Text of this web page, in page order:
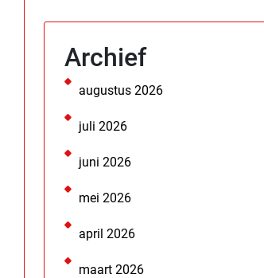
Archief
augustus 2026
juli 2026
juni 2026
mei 2026
april 2026
maart 2026